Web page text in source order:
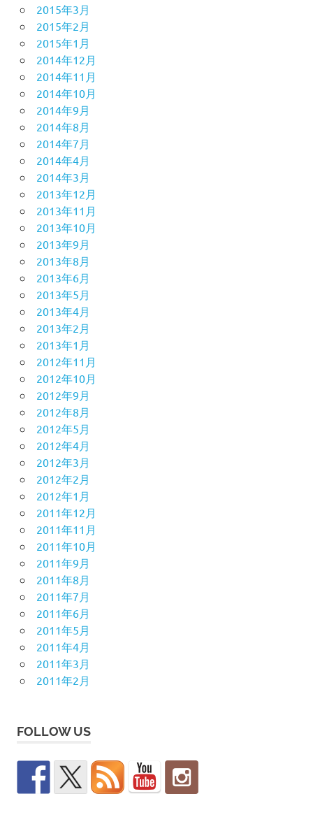
2015年3月
2015年2月
2015年1月
2014年12月
2014年11月
2014年10月
2014年9月
2014年8月
2014年7月
2014年4月
2014年3月
2013年12月
2013年11月
2013年10月
2013年9月
2013年8月
2013年6月
2013年5月
2013年4月
2013年2月
2013年1月
2012年11月
2012年10月
2012年9月
2012年8月
2012年5月
2012年4月
2012年3月
2012年2月
2012年1月
2011年12月
2011年11月
2011年10月
2011年9月
2011年8月
2011年7月
2011年6月
2011年5月
2011年4月
2011年3月
2011年2月
FOLLOW US